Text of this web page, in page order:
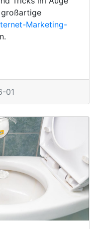
großartige
Marketing-
01